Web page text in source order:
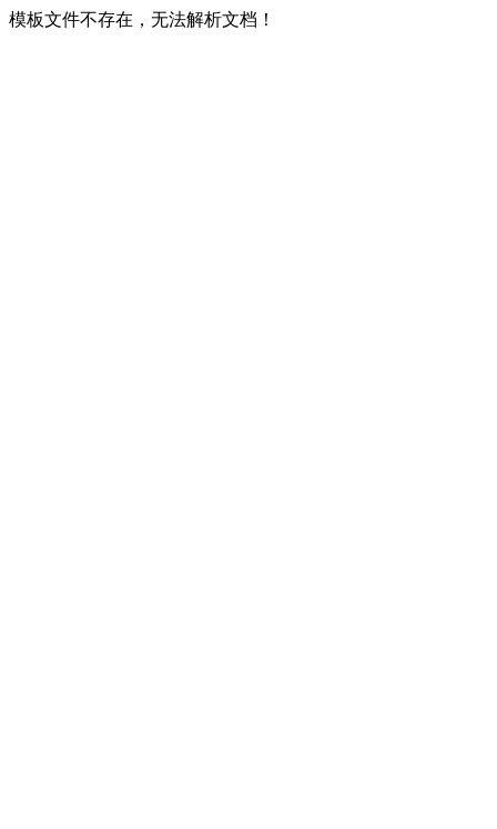
模板文件不存在，无法解析文档！